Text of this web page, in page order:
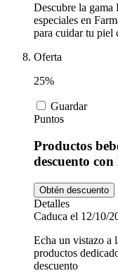
Descubre la gama
especiales en
para cuidar tu piel
Oferta
25%
Guardar
Puntos
Productos
descuento
Obtén descuento
Detalles
Caduca el 12/10/
Echa un vistazo a
productos
descuento